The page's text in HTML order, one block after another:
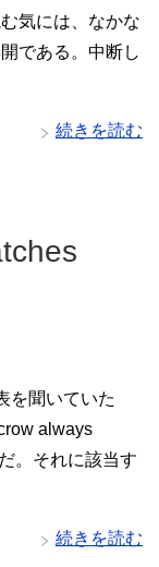
気には、なかな
である。中断し
続きを読む
を聞いていた
always
。それに該当す
続きを読む